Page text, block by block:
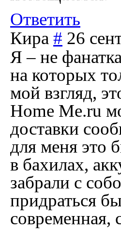
Ответить
Кира # 26
Я – не
на которых
мой взгляд,
Home Me.ru
доставки
для меня это
в бахилах,
забрали с
придраться
современная,